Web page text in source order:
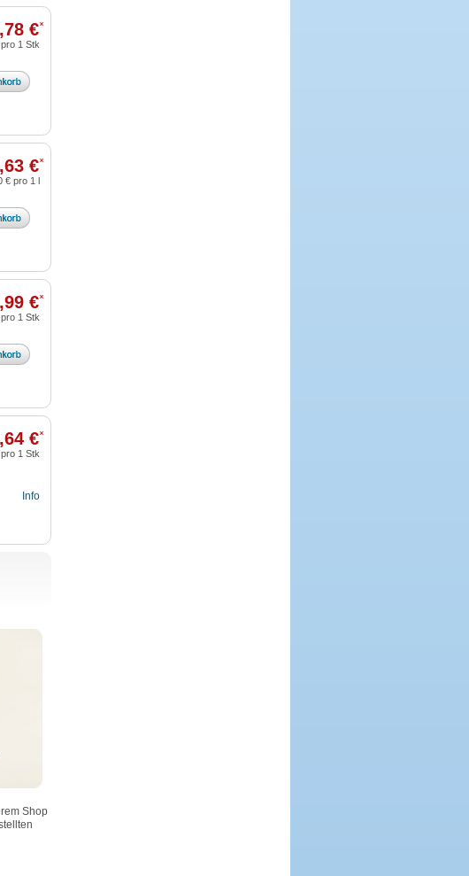
€*
pro 1 Stk
€*
€ pro 1 l
€*
pro 1 Stk
€*
pro 1 Stk
Info
Shop